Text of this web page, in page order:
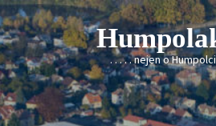
Skip
to
content
. . . . . nejen o